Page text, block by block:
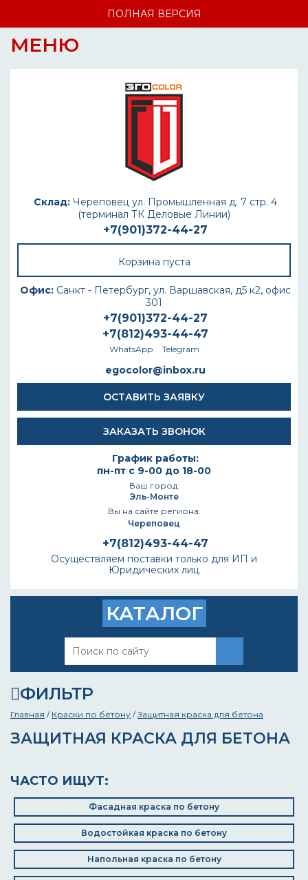
ПОЛНАЯ ВЕРСИЯ
МЕНЮ
Склад: Череповец ул. Промышленная д. 7 стр. 4
(терминал ТК Деловые Линии)
+7(901)372-44-27
Корзина пуста
Офис: Санкт - Петербург, ул. Варшавская, д5 к2, офис
301
+7(901)372-44-27
+7(812)493-44-47
WhatsApp Telegram
egocolor@inbox.ru
ОСТАВИТЬ ЗАЯВКУ
ЗАКАЗАТЬ ЗВОНОК
График работы:
пн-пт с 9-00 до 18-00
Ваш город:
Эль-Монте
Вы на сайте региона:
Череповец
+7(812)493-44-47
Осуществляем поставки только для ИП и
Юридических лиц
КАТАЛОГ
ФИЛЬТР
Главная / Краски по бетону /Защитная краска для бетона
ЗАЩИТНАЯ КРАСКА ДЛЯ БЕТОНА
ЧАСТО ИЩУТ:
Фасадная краска по бетону
Водостойкая краска по бетону
Напольная краска по бетону